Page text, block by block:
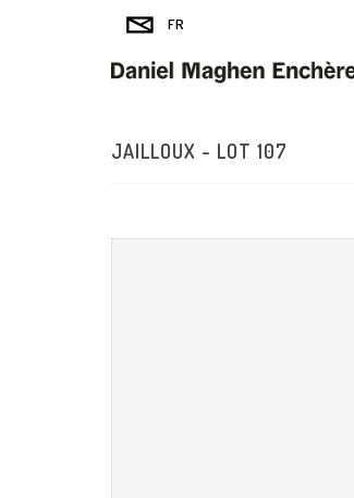
JAILLOUX - LOT 107